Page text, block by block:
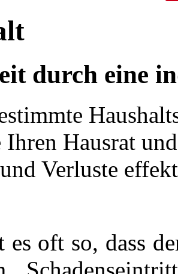
durch eine
Hausrat
Verluste
oft so, dass